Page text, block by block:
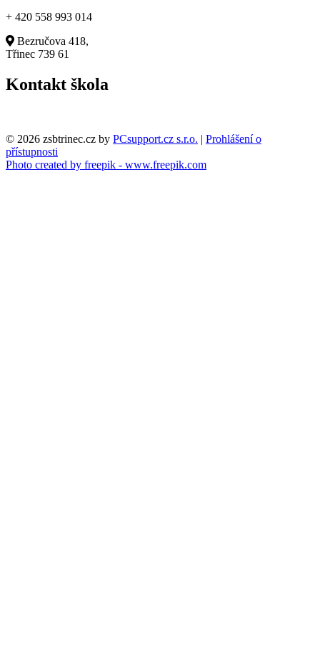
+ 420 558 993 014
Bezručova 418,
Třinec 739 61
Kontakt škola
© 2026 zsbtrinec.cz by PCsupport.cz s.r.o. | Prohlášení o
přístupnosti
Photo created by freepik - www.freepik.com